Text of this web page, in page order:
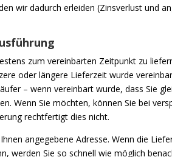
wir dadurch erleiden (Zinsverlust und
zum vereinbarten Zeitpunkt zu
oder längere Lieferzeit wurde
– wenn vereinbart wurde, dass Sie
Wenn Sie möchten, können Sie bei
rechtfertigt dies nicht.
angegebene Adresse. Wenn die
werden Sie so schnell wie möglich